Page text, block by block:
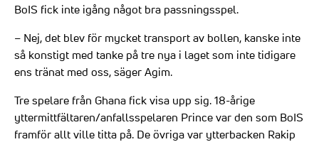
BoIS fick inte igång något bra passningsspel.
– Nej, det blev för mycket transport av bollen, kanske inte
så konstigt med tanke på tre nya i laget som inte tidigare
ens tränat med oss, säger Agim.
Tre spelare från Ghana fick visa upp sig. 18-årige
yttermittfältaren/anfallsspelaren Prince var den som BoIS
framför allt ville titta på. De övriga var ytterbacken Rakip